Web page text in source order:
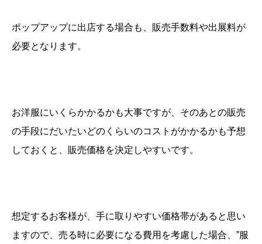
ポップアップに出店する場合も、販売手数料や出展料が
必要となります。
お洋服にいくらかかるかも大事ですが、そのあとの販売
の手段にだいたいどのくらいのコストがかかるかも予想
しておくと、販売価格を決定しやすいです。
想定するお客様が、手に取りやすい価格帯があると思い
ますので、売る時に必要になる費用を考慮した場合、”服